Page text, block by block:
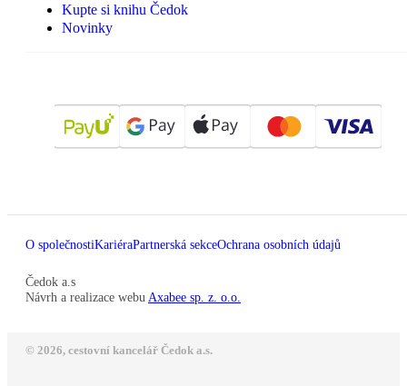
Kupte si knihu Čedok
Novinky
O společnostiKariéraPartnerská sekceOchrana osobních údajů
Čedok a.s
Návrh a realizace webu Axabee sp. z. o.o.
© 2026, cestovní kancelář Čedok a.s.